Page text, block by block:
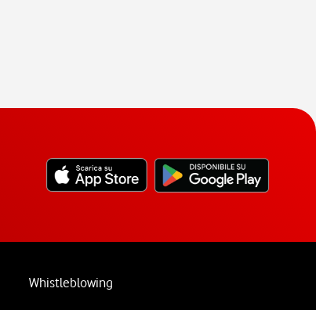
Whistleblowing